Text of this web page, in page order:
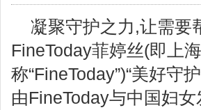
凝聚守护之力,让需要
FineToday菲婷丝(即上
称“FineToday”)“美好守
由FineToday与中国妇